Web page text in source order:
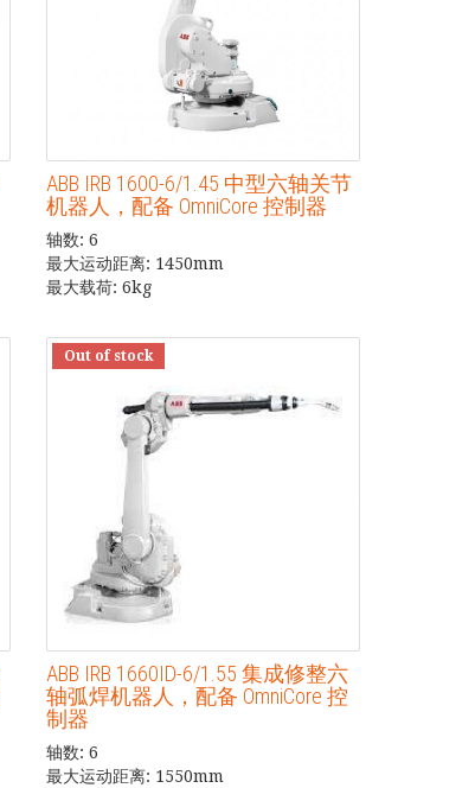
ABB IRB 1600-6/1.45 中型六轴关节
机器人，配备 OmniCore 控制器
轴数: 6
最大运动距离: 1450mm
最大载荷: 6kg
Out of stock
ABB IRB 1660ID-6/1.55 集成修整六
轴弧焊机器人，配备 OmniCore 控
制器
轴数: 6
最大运动距离: 1550mm